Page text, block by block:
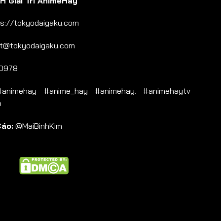
tokyodaigaku.com
#anime_hay #animehay. #animehaytv
@MaiBinhKim